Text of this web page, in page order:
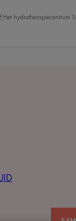
Het hydrotherapiecentrum